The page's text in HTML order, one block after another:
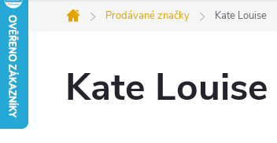
Domů
Prodávané značky Kate Louise
Kate Louise